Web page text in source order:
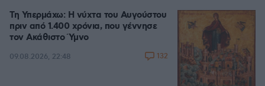
Τη Υπερμάχω: Η νύχτα του Αυγούστου
πριν από 1.400 χρόνια, που γέννησε
τον Ακάθιστο Ύμνο
09.08.2026, 22:48 132